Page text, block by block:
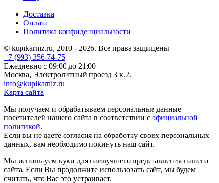
Доставка
Оплата
Политика конфиденциальности
© kupikarniz.ru, 2010 - 2026. Все права защищены
+7 (993) 356-74-75
Eжедневно с 09:00 до 21:00
Москва, Электролитный проезд 3 к.2.
info@kupikarniz.ru
Карта сайта
Мы получаем и обрабатываем персональные данные
посетителей нашего сайта в соответствии с официальной
политикой.
Если вы не даете согласия на обработку своих персональных
данных, вам необходимо покинуть наш сайт.
Мы используем куки для наилучшего представления нашего
сайта. Если Вы продолжите использовать сайт, мы будем
считать, что Вас это устраивает.